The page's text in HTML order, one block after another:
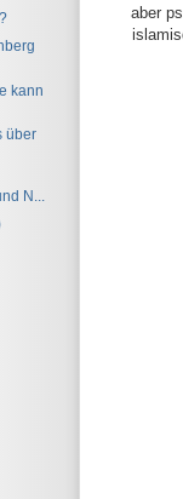
aber
kann
über
N...